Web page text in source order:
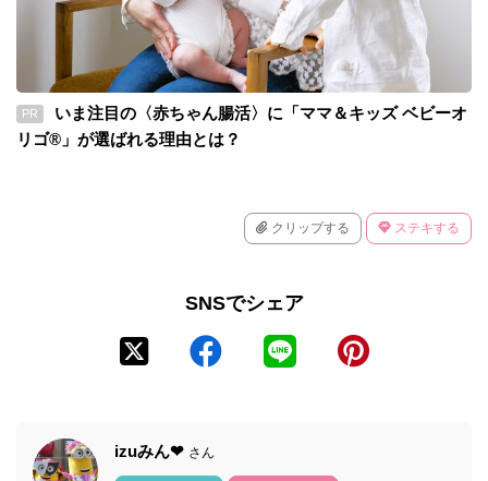
PR
いま注目の〈赤ちゃん腸活〉に「ママ＆キッズ ベビーオ
リゴ®」が選ばれる理由とは？
クリップする ステキする
SNSでシェア
izuみん❤ さん